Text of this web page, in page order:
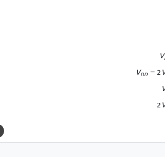
V
VDD − 2
2